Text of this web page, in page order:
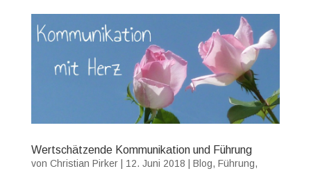
Wertschätzende Kommunikation und Führung
von Christian Pirker| 12. Juni 2018 Blog, Führung,